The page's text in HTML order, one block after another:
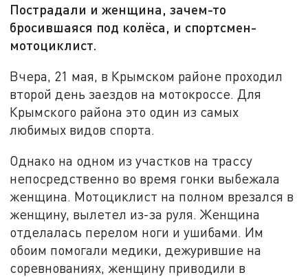
Пострадали и женщина, зачем-то
бросившаяся под колёса, и спортсмен-
мотоциклист.
Вчера, 21 мая, в Крымском районе проходил
второй день заездов на мотокроссе. Для
Крымского района это один из самых
любимых видов спорта.
Однако на одном из участков на трассу
непосредственно во время гонки выбежала
женщина. Мотоциклист на полном врезался в
женщину, вылетел из-за руля. Женщина
отделалась перелом ноги и ушибами. Им
обоим помогали медики, дежурившие на
соревнованиях, женщину приводили в